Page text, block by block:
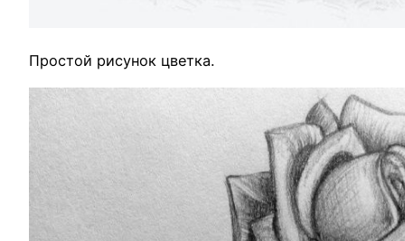
Простой рисунок цветка.